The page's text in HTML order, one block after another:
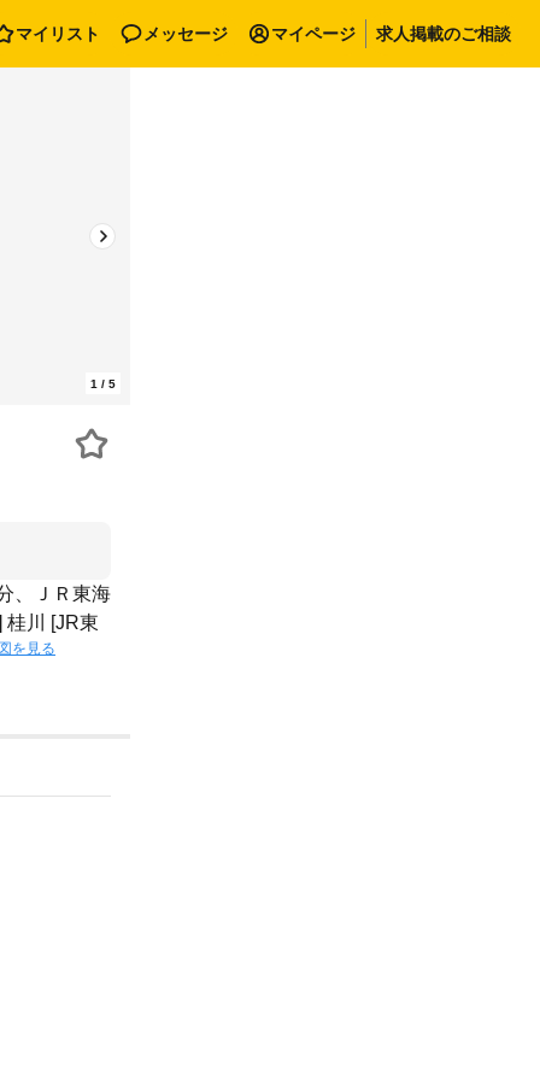
マイリスト メッセージ マイページ 求人掲載のご相談
1 / 5
、ＪＲ東海
桂川 [JR東
を見る